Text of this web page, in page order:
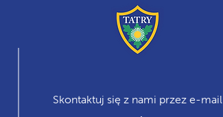
Skontaktuj się z nami przez e-mail